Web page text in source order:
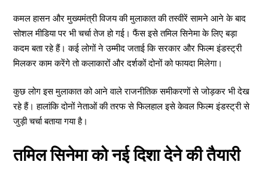
कमल हासन और मुख्यमंत्री विजय की मुलाकात की तस्वीरें सामने आने के बाद
सोशल मीडिया पर भी चर्चा तेज हो गई। फैंस इसे तमिल सिनेमा के लिए बड़ा
कदम बता रहे हैं। कई लोगों ने उम्मीद जताई कि सरकार और फिल्म इंडस्ट्री
मिलकर काम करेंगे तो कलाकारों और दर्शकों दोनों को फायदा मिलेगा।
कुछ लोग इस मुलाकात को आने वाले राजनीतिक समीकरणों से जोड़कर भी देख
रहे हैं। हालांकि दोनों नेताओं की तरफ से फिलहाल इसे केवल फिल्म इंडस्ट्री से
जुड़ी चर्चा बताया गया है।
तमिल सिनेमा को नई दिशा देने की तैयारी